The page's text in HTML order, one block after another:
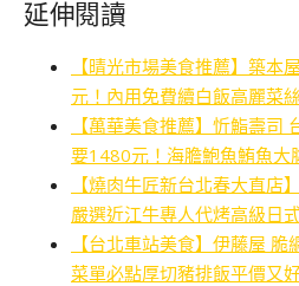
延伸閱讀
【晴光市場美食推薦】築本
元！內用免費續白飯高麗菜
【萬華美食推薦】忻鮨壽司
要1480元！海膽鮑魚鮪魚大
【燒肉牛匠新台北春大直店
嚴選近江牛專人代烤高級日
【台北車站美食】伊藤屋 脆
菜單必點厚切豬排飯平價又